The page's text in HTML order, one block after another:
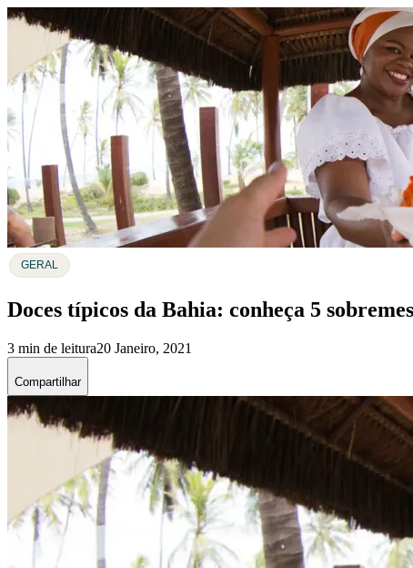
GERAL
Doces típicos da Bahia: conheça 5
3 min de leitura20 Janeiro, 2021
Compartilhar